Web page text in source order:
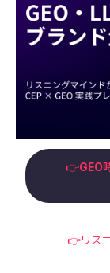
👉GEO
👉リス